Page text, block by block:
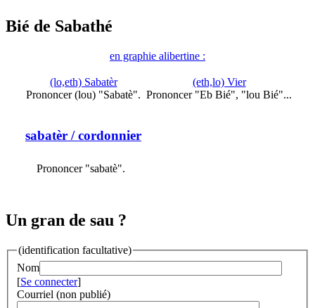
Bié de Sabathé
en graphie alibertine :
(lo,eth) Sabatèr
Prononcer (lou) "Sabatè".
sabatèr / cordonnier
Prononcer "sabatè".
(eth,lo) Vier
Prononcer "Eb Bié", "lou Bié"...
Un gran de sau ?
(identification facultative)
Nom
[Se connecter]
Courriel (non publié)